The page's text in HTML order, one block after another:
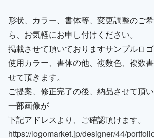
形状、カラー、書体等、変更調整のご
ら、お気軽にお申し付けください。
掲載させて頂いておりますサンプルロ
使用カラー、書体の他、複数色、複数
せて頂きます。
ご提案、修正完了の後、納品させて頂
一部画像が
下記アドレスより、ご確認頂けます。
https://logomarket.jp/designer/44/